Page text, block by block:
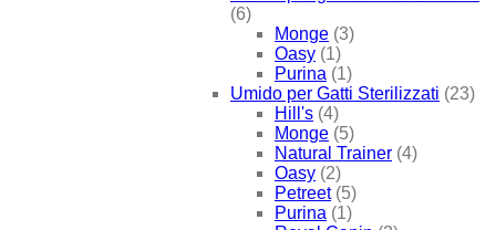
(6)
Monge (3)
Oasy (1)
Purina (1)
Umido per Gatti Sterilizzati (23)
Hill's (4)
Monge (5)
Natural Trainer (4)
Oasy (2)
Petreet (5)
Purina (1)